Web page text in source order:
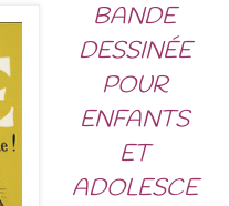
BANDE
DESSINÉE
POUR
ENFANTS
ET
ADOLESCE